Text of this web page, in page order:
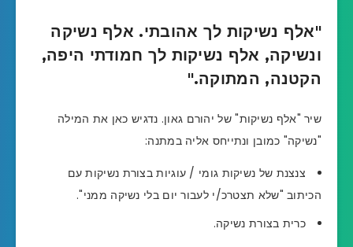
"אלף נשיקות לך אהובתי. אלף נשיקה
ונשיקה, אלף נשיקות לך חמודתי היפה,
הקטנה, המתוקה."
שיר "אלף נשיקות" של יהורם גאון. נדגיש כאן את המילה
"נשיקה" כמובן ונתייחס אליה במתנה:
צנצנת של נשיקות גומי / עוגיות בצורת נשיקות עם
הכיתוב "שלא תצטרכ/י לעבור יום בלי נשיקה ממני".
כרית בצורת נשיקה.